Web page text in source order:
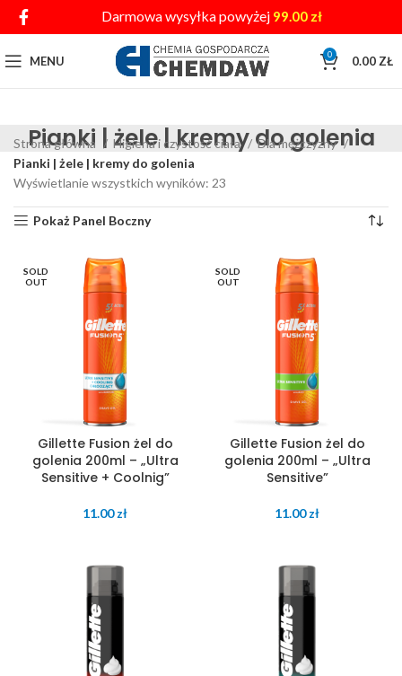
Darmowa wysyłka powyżej 99.00 zł
MENU 0 0.00 ZŁ
Pianki | żele | kremy do golenia
Strona główna Higiena i czystość ciała
Dla mężczyzny
Pianki | żele | kremy do golenia
Wyświetlanie wszystkich wyników: 23
Pokaż Panel Boczny
SOLD
OUT
Gillette Fusion żel do
golenia 200ml – „Ultra
Sensitive + Coolnig”
11.00zł
SOLD
OUT
Gillette Fusion żel do
golenia 200ml – „Ultra
Sensitive”
11.00zł